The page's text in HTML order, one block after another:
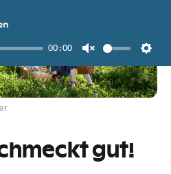
00:00
Unmute
gut!